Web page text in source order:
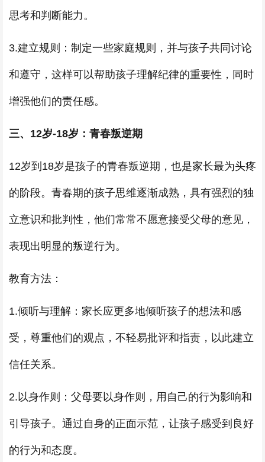
思考和判断能力。
3.建立规则：制定一些家庭规则，并与孩子共同讨论
和遵守，这样可以帮助孩子理解纪律的重要性，同时
增强他们的责任感。
三、12岁-18岁：青春叛逆期
12岁到18岁是孩子的青春叛逆期，也是家长最为头疼
的阶段。青春期的孩子思维逐渐成熟，具有强烈的独
立意识和批判性，他们常常不愿意接受父母的意见，
表现出明显的叛逆行为。
教育方法：
1.倾听与理解：家长应更多地倾听孩子的想法和感
受，尊重他们的观点，不轻易批评和指责，以此建立
信任关系。
2.以身作则：父母要以身作则，用自己的行为影响和
引导孩子。通过自身的正面示范，让孩子感受到良好
的行为和态度。